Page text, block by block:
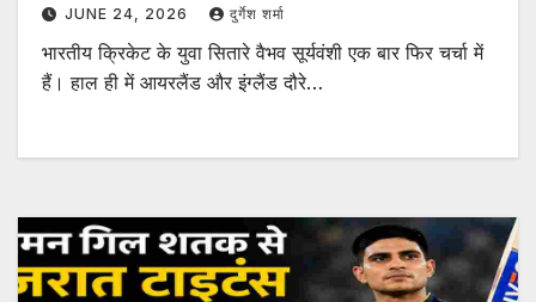
JUNE 24, 2026 दुर्गेश शर्मा
भारतीय क्रिकेट के युवा सितारे वैभव सूर्यवंशी एक बार फिर चर्चा में
हैं। हाल ही में आयरलैंड और इंग्लैंड दौरे…